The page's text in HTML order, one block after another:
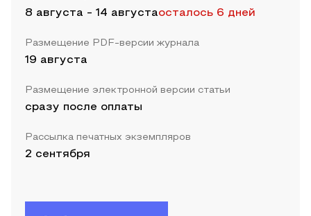
8 августа - 14 августаосталось 6 дней
Размещение PDF-версии журнала
19 августа
Размещение электронной версии статьи
сразу после оплаты
Рассылка печатных экземпляров
2 сентября